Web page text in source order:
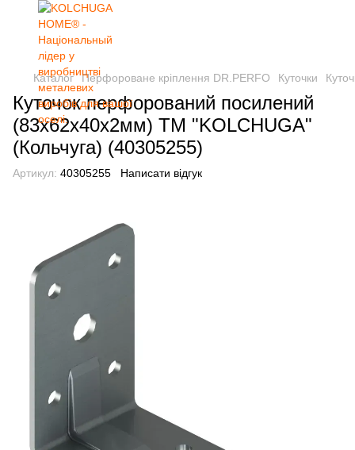
Каталог Перфороване кріплення DR.PERFO Куточки
Куточок перфорований посилений
(83х62х40х2мм) ТМ "KOLCHUGA"
(Кольчуга) (40305255)
Артикул: 40305255 Написати відгук